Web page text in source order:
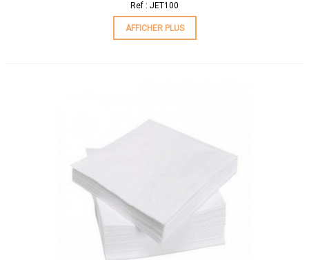
Ref : JET100
AFFICHER PLUS